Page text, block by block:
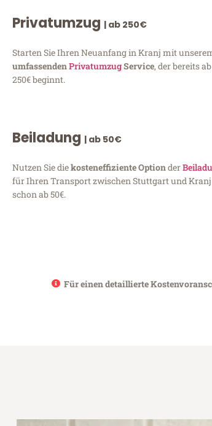
Privatumzug | ab 250€
Starten Sie Ihren Neuanfang in Kranj mit
umfassendenPrivatumzugService, der bereits ab
250€ beginnt.
Beiladung | ab 50€
Nutzen Sie diekosteneffiziente Optionder
für Ihren Transport zwischen Stuttgart und Kranj
schon ab 50€.
Für einen detaillierte